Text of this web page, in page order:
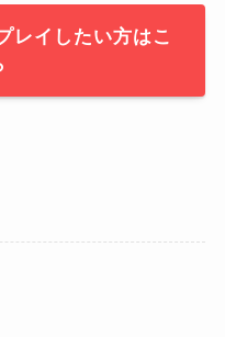
レイしたい方はこ